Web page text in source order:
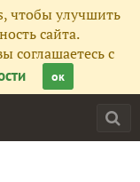
чтобы улучшить
сайта.
соглашаетесь с
ок